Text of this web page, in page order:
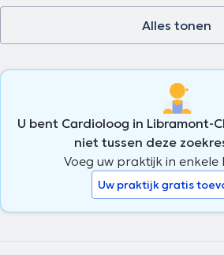
Alles tonen
U bent Cardioloog in Libramont-
niet tussen deze
Voeg uw praktijk in enkele
Uw praktijk gratis